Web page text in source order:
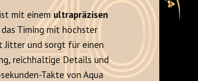
mit einem ultrapräzisen
Timing mit höchster
Jitter und sorgt für einen
reichhaltige Details und
Takte von Aqua